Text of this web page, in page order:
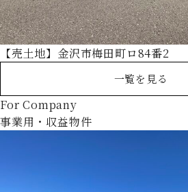
【売土地】金沢市梅田町ロ84番2
一覧を見る
For Company
事業用・収益物件